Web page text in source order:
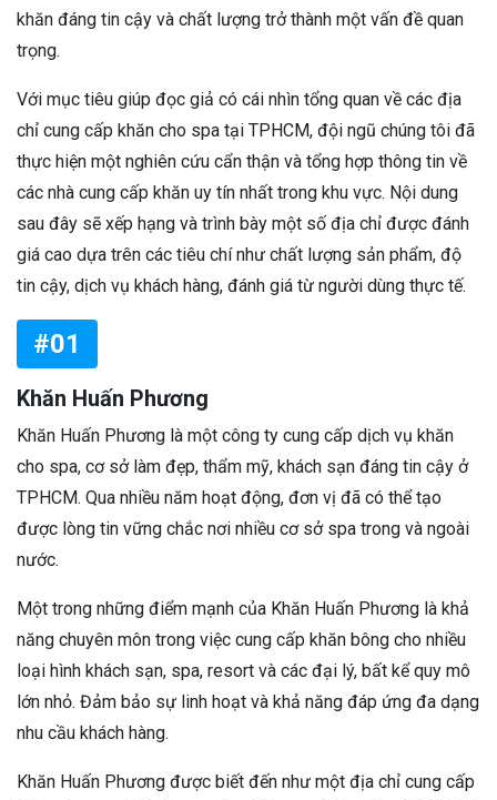
khăn đáng tin cậy và chất lượng trở thành một vấn đề quan
trọng.
Với mục tiêu giúp đọc giả có cái nhìn tổng quan về các địa
chỉ cung cấp khăn cho spa tại TPHCM, đội ngũ chúng tôi đã
thực hiện một nghiên cứu cẩn thận và tổng hợp thông tin về
các nhà cung cấp khăn uy tín nhất trong khu vực. Nội dung
sau đây sẽ xếp hạng và trình bày một số địa chỉ được đánh
giá cao dựa trên các tiêu chí như chất lượng sản phẩm, độ
tin cậy, dịch vụ khách hàng, đánh giá từ người dùng thực tế.
#01
Khăn Huấn Phương
Khăn Huấn Phương là một công ty cung cấp dịch vụ khăn
cho spa, cơ sở làm đẹp, thẩm mỹ, khách sạn đáng tin cậy ở
TPHCM. Qua nhiều năm hoạt động, đơn vị đã có thể tạo
được lòng tin vững chắc nơi nhiều cơ sở spa trong và ngoài
nước.
Một trong những điểm mạnh của Khăn Huấn Phương là khả
năng chuyên môn trong việc cung cấp khăn bông cho nhiều
loại hình khách sạn, spa, resort và các đại lý, bất kể quy mô
lớn nhỏ. Đảm bảo sự linh hoạt và khả năng đáp ứng đa dạng
nhu cầu khách hàng.
Khăn Huấn Phương được biết đến như một địa chỉ cung cấp